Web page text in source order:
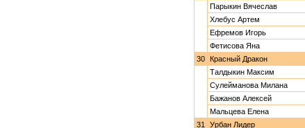
Парыкин Вячеслав
Хлебус Артем
Ефремов Игорь
Фетисова Яна
30 Красный Дракон
Талдыкин Максим
Сулейманова Милана
Бажанов Алексей
Мальцева Елена
31
Урбан Лидер